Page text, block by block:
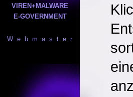
VIREN+MALWARE
E-GOVERNMENT
W e b m a s t e r